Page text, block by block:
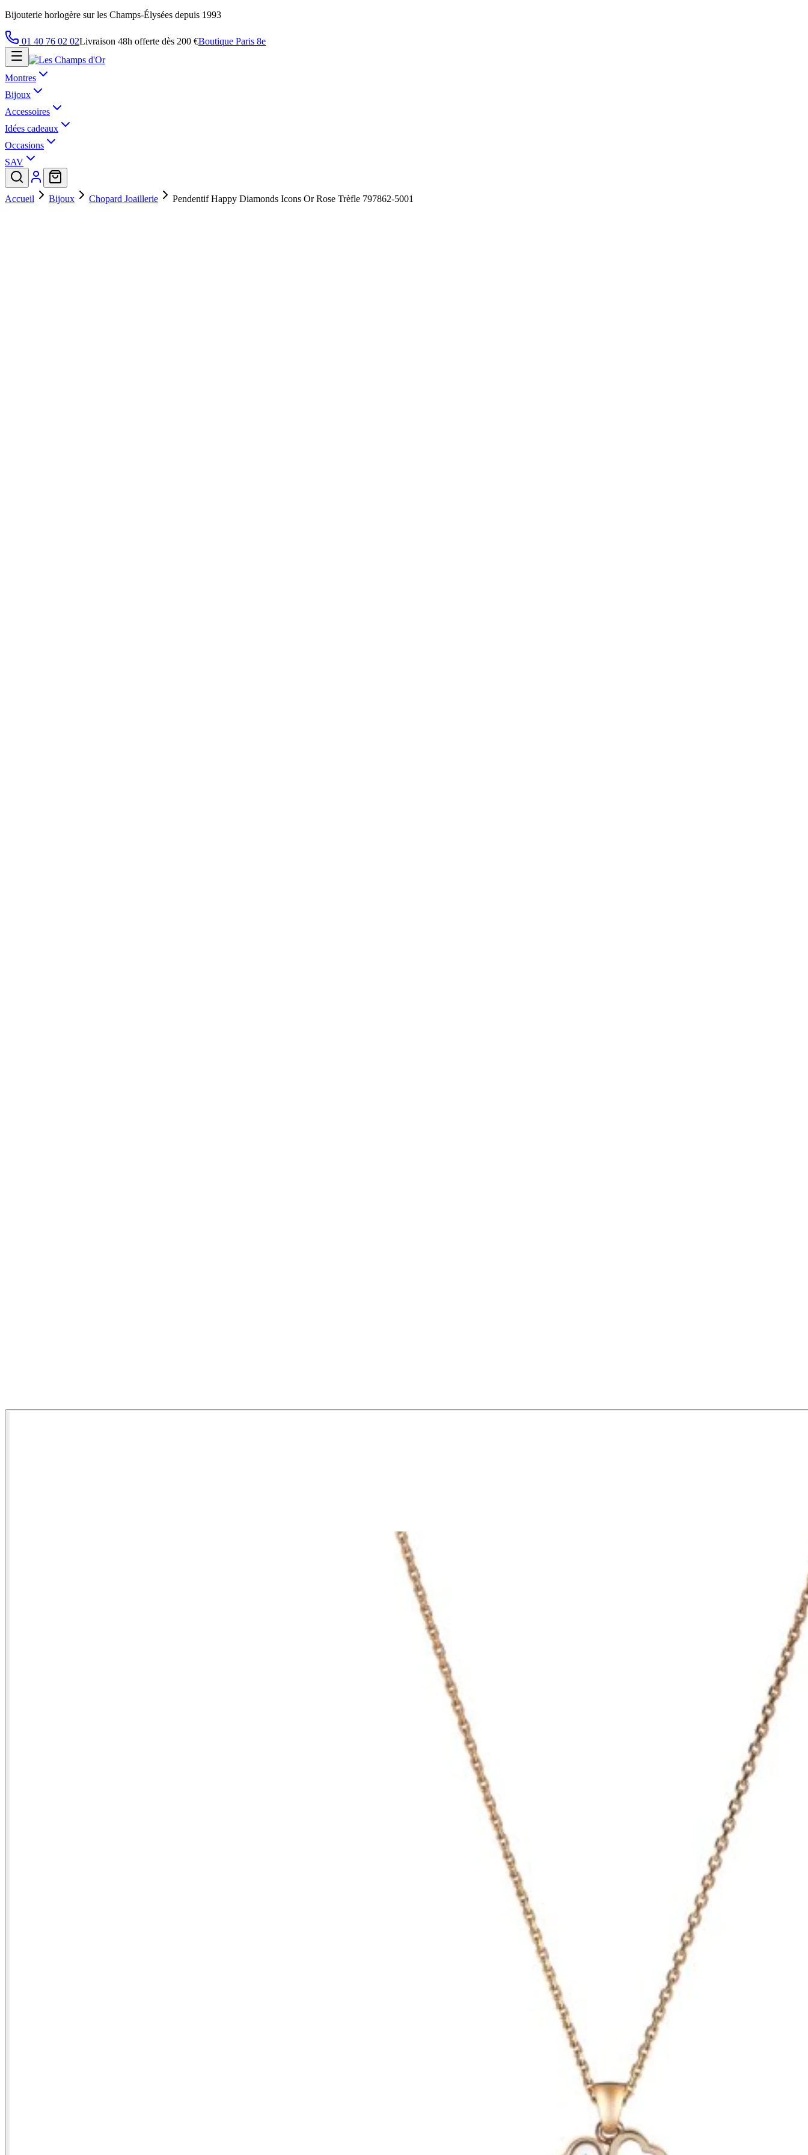
Bijouterie horlogère sur les Champs-Élysées depuis 1993
01 40 76 02 02Livraison 48h offerte dès 200 €Boutique Paris 8e
Montres
Bijoux
Accessoires
Idées cadeaux
Occasions
SAV
Accueil Bijoux Chopard Joaillerie Pendentif Happy Diamonds Icons Or Rose Trèfle 797862-5001